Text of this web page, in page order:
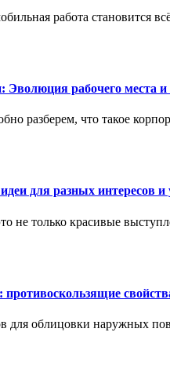
работа становится
Эволюция рабочего места
разберем, что такое
для разных интересов и
не только красивые
для облицовки наружных